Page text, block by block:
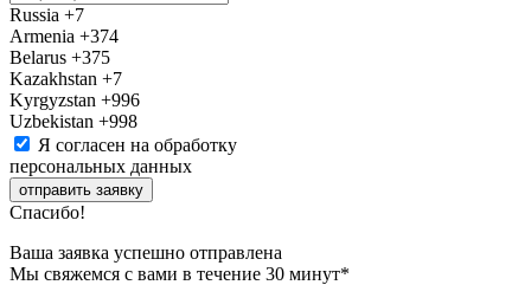
Russia +7
Armenia +374
Belarus +375
Kazakhstan +7
Kyrgyzstan +996
Uzbekistan +998
Я согласен на обработку
персональных данных
отправить заявку
Спасибо!
Ваша заявка успешно отправлена
Мы свяжемся с вами в течение 30 минут*